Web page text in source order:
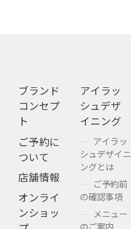
ブランド
コンセプ
ト
ご予約に
ついて
店舗情報
オンライ
ンショッ
アイラッ
シュデザ
イニング
アイラッ
シュデザイニ
ングとは
ご予約前
の確認事項
メニュー
のご案内